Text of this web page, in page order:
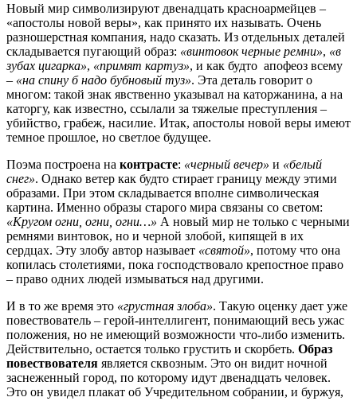
Новый мир символизируют двенадцать красноармейцев –
«апостолы новой веры», как принято их называть. Очень
разношерстная компания, надо сказать. Из отдельных деталей
складывается пугающий образ: «винтовок черные ремни», «в
зубах цигарка», «примят картуз», и как будто апофеоз всему
– «на спину б надо бубновый туз». Эта деталь говорит о
многом: такой знак явственно указывал на каторжанина, а на
каторгу, как известно, ссылали за тяжелые преступления –
убийство, грабеж, насилие. Итак, апостолы новой веры имеют
темное прошлое, но светлое будущее.
Поэма построена на контрасте: «черный вечер» и «белый
снег». Однако ветер как будто стирает границу между этими
образами. При этом складывается вполне символическая
картина. Именно образы старого мира связаны со светом:
«Кругом огни, огни, огни…» А новый мир не только с черными
ремнями винтовок, но и черной злобой, кипящей в их
сердцах. Эту злобу автор называет «святой», потому что она
копилась столетиями, пока господствовало крепостное право
– право одних людей измываться над другими.
И в то же время это «грустная злоба». Такую оценку дает уже
повествователь – герой-интеллигент, понимающий весь ужас
положения, но не имеющий возможности что-либо изменить.
Действительно, остается только грустить и скорбеть. Образ
повествователя является сквозным. Это он видит ночной
заснеженный город, по которому идут двенадцать человек.
Это он увидел плакат об Учредительном собрании, и буржуя,